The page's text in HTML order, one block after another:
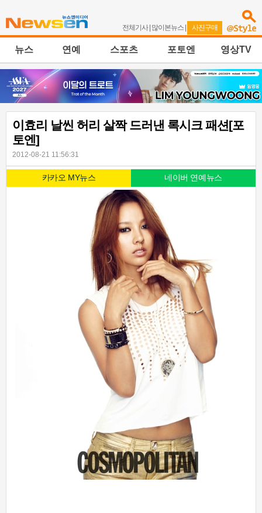
전체기사| 많이본뉴스 | 사진구매
뉴스 연예 스포츠 포토엔 영상TV
이효리 날씬 허리 살짝 드러낸 록시크 패션[포
토엔]
2012-08-21 11:56:31
카카오 MY뉴스 네이버 연예뉴스